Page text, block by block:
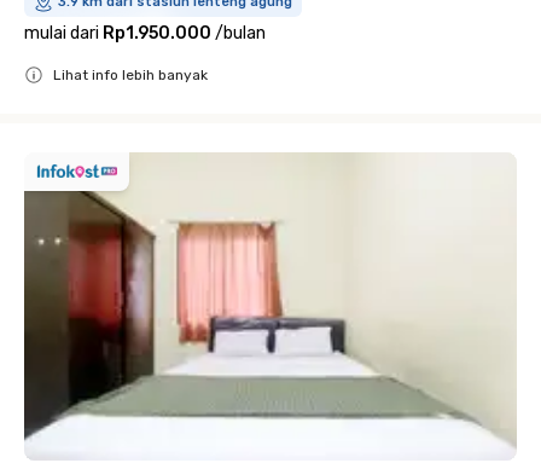
mulai dari Rp1.950.000 /bulan
Lihat info lebih banyak